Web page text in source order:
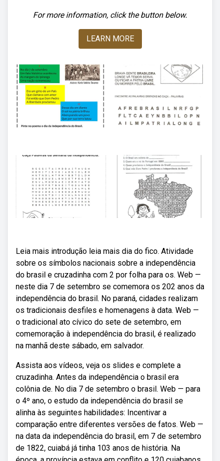
For more information, click the button below.
LEARN MORE
Leia mais introdução leia mais dia do fico. Atividade
sobre os símbolos nacionais sobre a independência
do brasil e cruzadinha com 2 por folha para os. Web —
neste dia 7 de setembro se comemora os 202 anos da
independência do brasil. No paraná, cidades realizam
os tradicionais desfiles e homenagens à data. Web —
o tradicional ato cívico do sete de setembro, em
comemoração à independência do brasil, é realizado
na manhã deste sábado, em salvador.
Assista aos vídeos, veja os slides e complete a
cruzadinha. Antes da independência o brasil era
colônia de. No dia 7 de setembro o brasil. Web — para
o 4º ano, o estudo da independência do brasil se
alinha às seguintes habilidades: Incentivar a
comparação entre diferentes versões de fatos. Web —
na data da independência do brasil, em 7 de setembro
de 1822, cuiabá já tinha 103 anos de história. Na